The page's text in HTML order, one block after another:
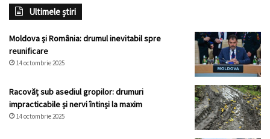
Ultimele știri
Moldova și România: drumul inevitabil spre
reunificare
14 octombrie 2025
Racovăț sub asediul gropilor: drumuri
impracticabile și nervi întinși la maxim
14 octombrie 2025